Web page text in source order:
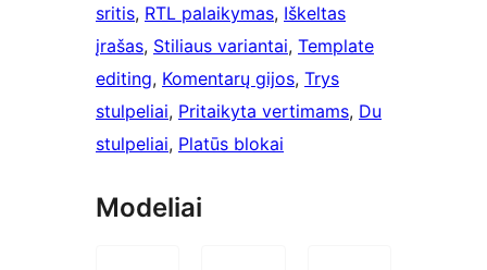
sritis, RTL palaikymas, Iškeltas
įrašas, Stiliaus variantai, Template
editing, Komentarų gijos, Trys
stulpeliai, Pritaikyta vertimams, Du
stulpeliai, Platūs blokai
Modeliai